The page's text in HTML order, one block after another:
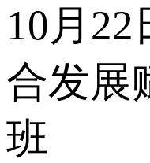
10月
合发展
班